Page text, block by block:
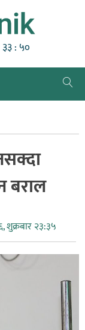
: ५०
बराल
शुक्रबार २३:३५